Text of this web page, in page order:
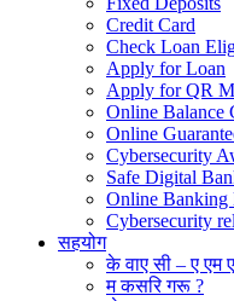
Credit Card
Check Loan
Apply for Loan
Apply for QR
Online Balance
Online
Cybersecurity
Safe Digital
Online Banking
Cybersecurity
सहयोग
के वाए सी – ए एम
म कसरि गरू ?